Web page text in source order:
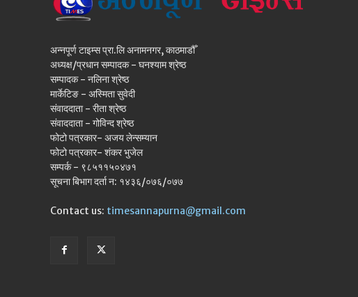
अन्नपूर्ण टाइम्स प्रा.लि अनामनगर, काठमाडौँ
अध्यक्ष/प्रधान सम्पादक - घनश्याम श्रेष्ठ
सम्पादक - नलिना श्रेष्ठ
मार्केटिङ - अस्मिता सुवेदी
संवाददाता - रीता श्रेष्ठ
संवाददाता - गोविन्द श्रेष्ठ
फोटो पत्रकार- अजय लेन्सम्यान
फोटो पत्रकार- शंकर भुजेल
सम्पर्क - ९८५११५०४७१
सूचना बिभाग दर्ता न: १४३६/०७६/०७७
Contact us: timesannapurna@gmail.com